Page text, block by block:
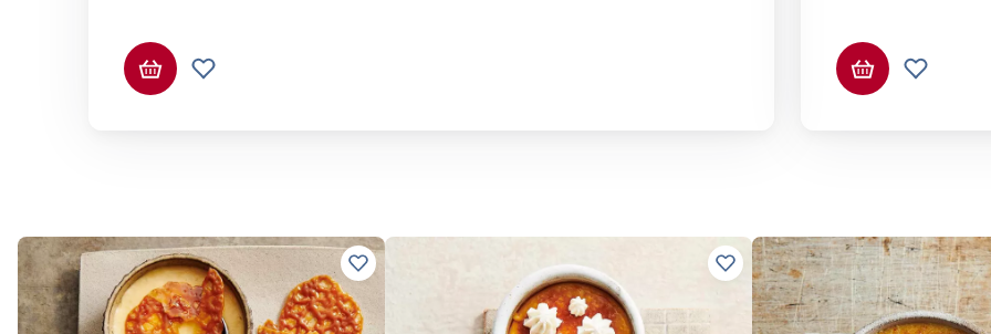
Ajouter au panier
Ajouter à la liste de souhaits. Ajouter au
Ajouter
Ajouter à vos recettes préférées Ajouter à vos recettes préférées